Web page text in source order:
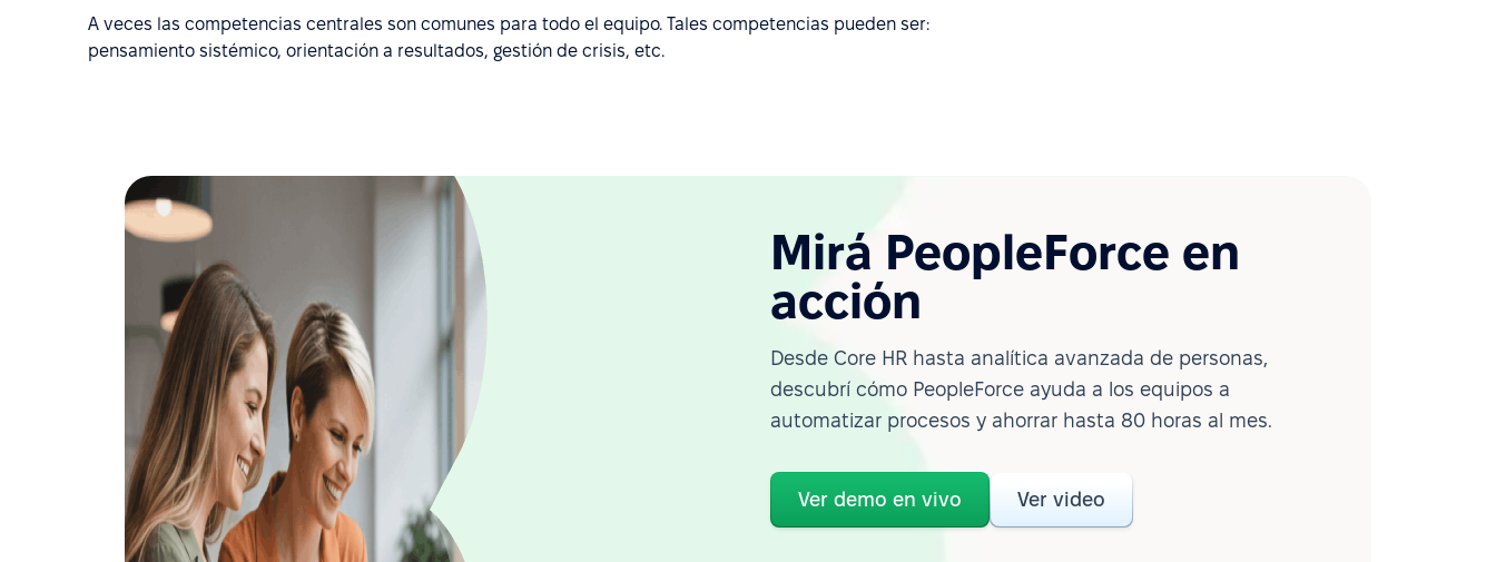
A veces las competencias centrales son comunes para todo el equipo. Tales competencias pueden ser:
pensamiento sistémico, orientación a resultados, gestión de crisis, etc.
Mirá PeopleForce en
acción
Desde Core HR hasta analítica avanzada de personas,
descubrí cómo PeopleForce ayuda a los equipos a
automatizar procesos y ahorrar hasta 80 horas al mes.
Ver demo en vivo Ver video